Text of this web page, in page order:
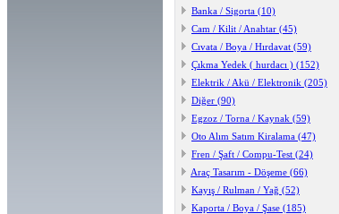
Banka / Sigorta (10)
Cam / Kilit / Anahtar (45)
Cıvata / Boya / Hırdavat (59)
Çıkma Yedek ( hurdacı ) (152)
Elektrik / Akü / Elektronik (205)
Diğer (90)
Egzoz / Torna / Kaynak (59)
Oto Alım Satım Kiralama (47)
Fren / Şaft / Compu-Test (24)
Araç Tasarım - Döşeme (66)
Kayış / Rulman / Yağ (52)
Kaporta / Boya / Şase (185)